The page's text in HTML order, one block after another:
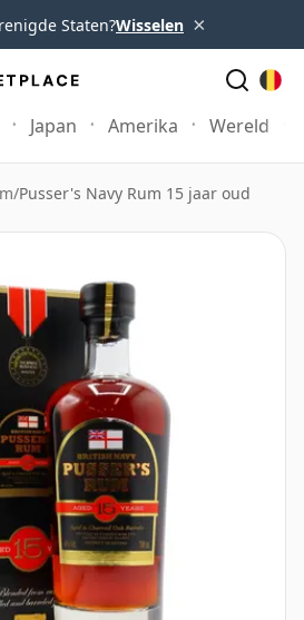
Staten?Wisselen ×
Japan Amerika Wereld
/Pusser's Navy Rum 15 jaar oud